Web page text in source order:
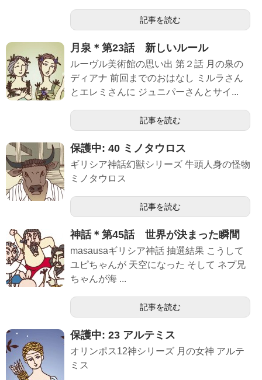
記事を読む
月泉＊第23話 新しいルール
ルーヴル美術館の思い出 第２話 月の泉の
ディアナ 前回までのおはなし ミルラさん
とエレミさんに ジュニパーさんとサイ...
記事を読む
保護中: 40 ミノタウロス
ギリシア神話幻獣シリーズ 牛頭人身の怪物
ミノタウロス
記事を読む
神話＊第45話 世界が決まった瞬間
masausaギリシア神話 抽選結果 こうして
ユピちゃんが 天空になった そして ネプ兄
ちゃんが海 ...
記事を読む
保護中: 23 アルテミス
オリンポス12神シリーズ 月の女神 アルテ
ミス